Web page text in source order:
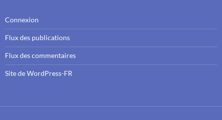
Connexion
Flux des publications
Flux des commentaires
Site de WordPress-FR